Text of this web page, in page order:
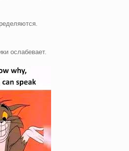
ослабевает.